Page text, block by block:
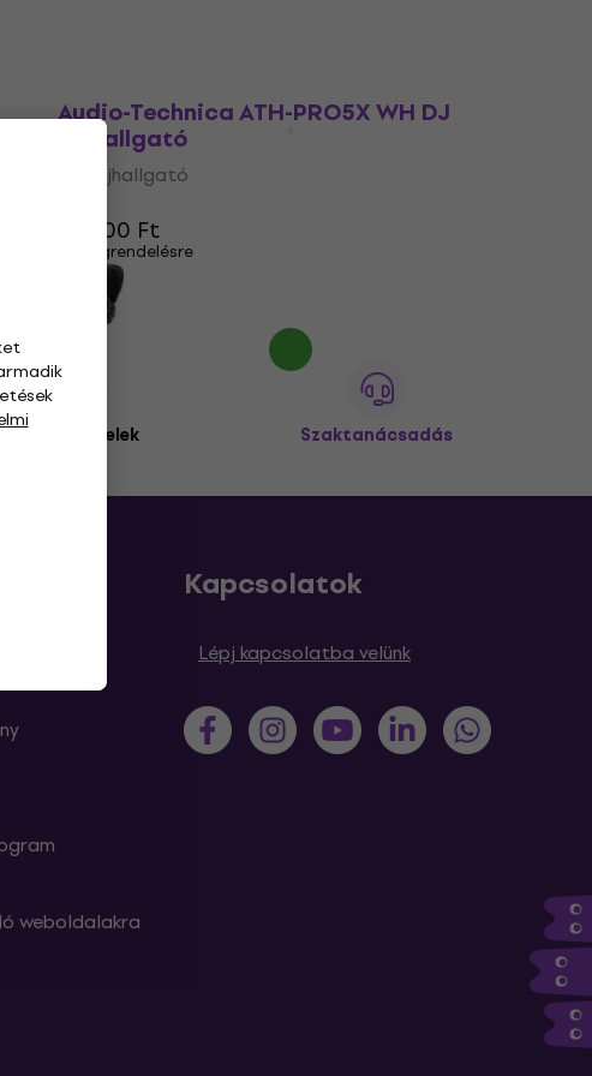
Audio-Technica ATH-PRO5X WH DJ
fejhallgató
DJ fejhallgató
38 800 Ft
Megrendelésre
3M+ ügyfelek Szaktanácsadás
weboldalakra
Kapcsolatok
Lépj kapcsolatba velünk